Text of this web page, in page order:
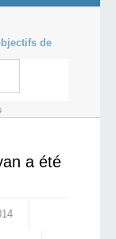
de
halal,
a été